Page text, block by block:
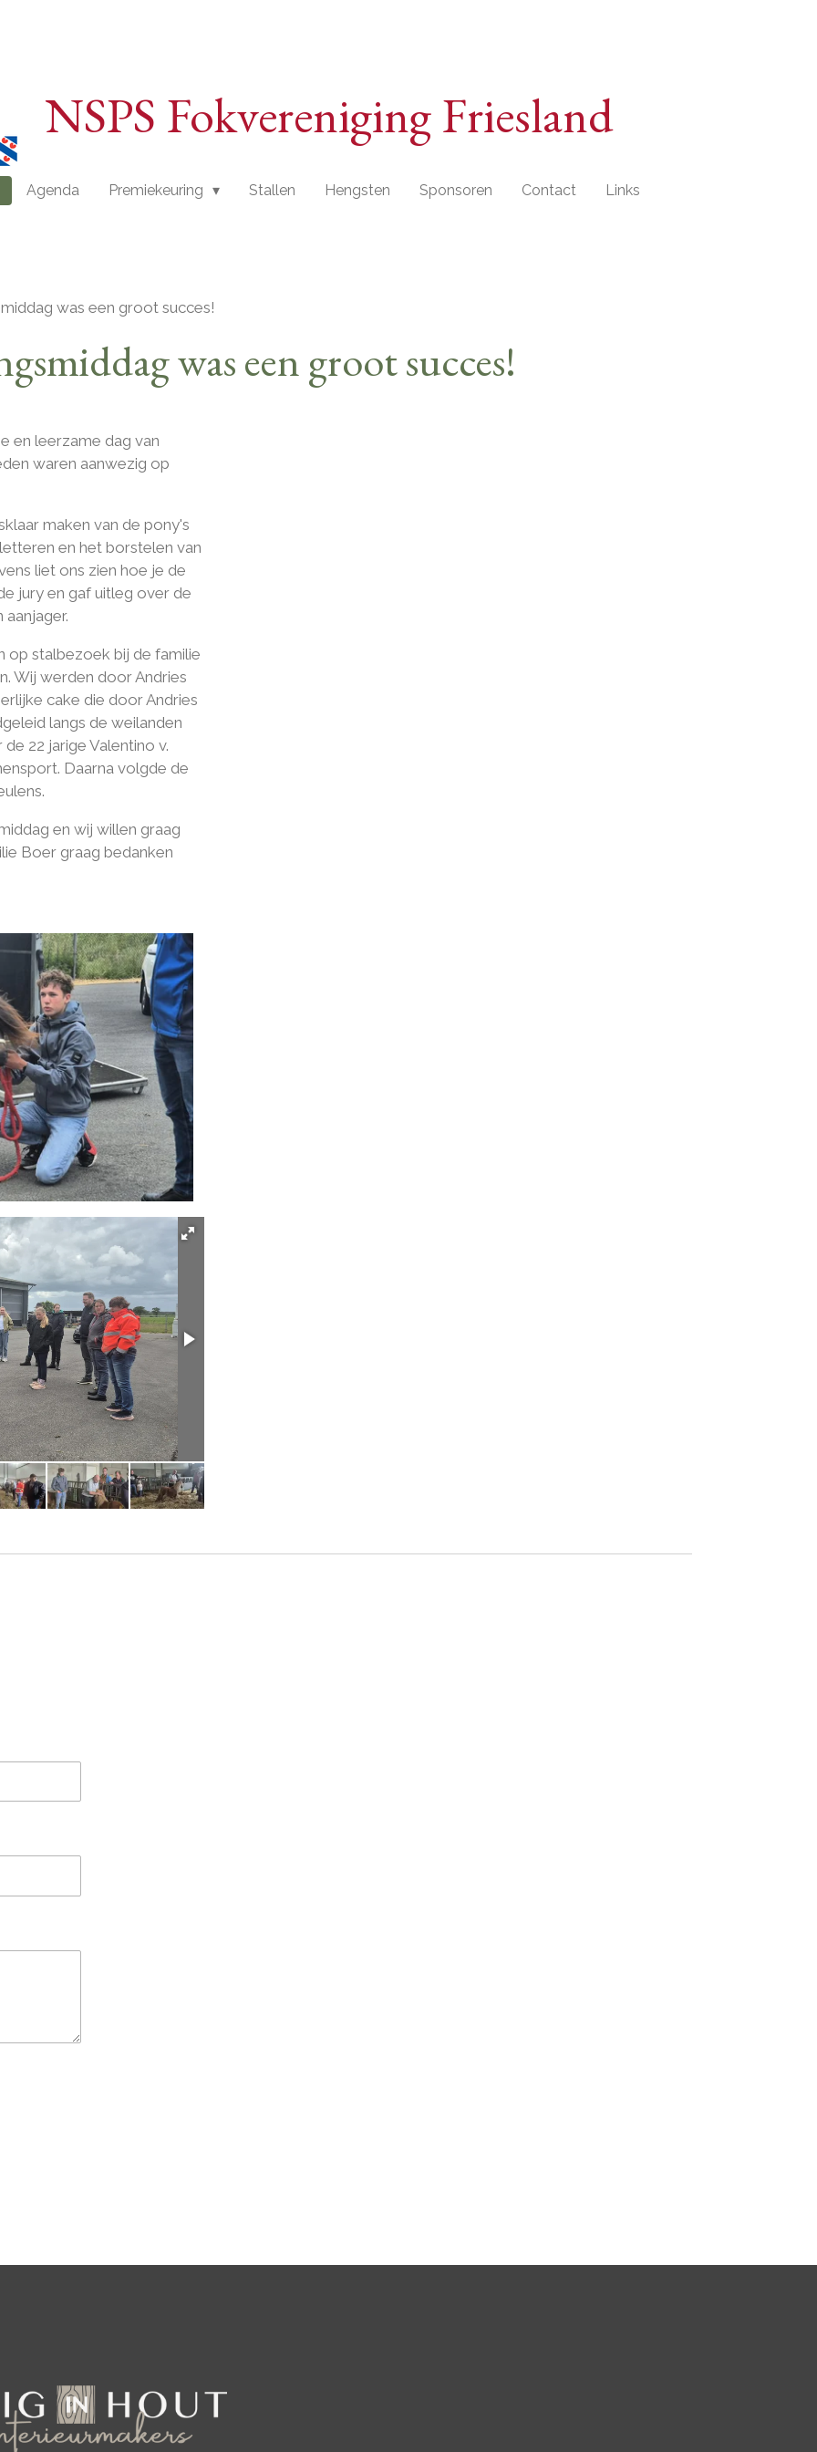
NSPS Fokvereniging Friesland
Agenda Premiekeuring Stallen Hengsten Sponsoren Contact Links
was een groot succes!
was een groot succes!
en leerzame dag van
waren aanwezig op
maken van de pony's
en het borstelen van
liet ons zien hoe je de
jury en gaf uitleg over de
op stalbezoek bij de familie
Wij werden door Andries
cake die door Andries
langs de weilanden
22 jarige Valentino v.
Daarna volgde de
en wij willen graag
Boer graag bedanken